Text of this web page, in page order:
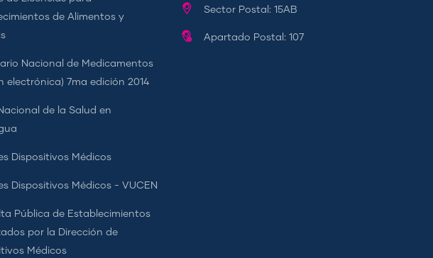
de Alimentos y
Nacional de Medicamentos
electrónica) 7ma edición 2014
de la Salud en
Dispositivos Médicos
Dispositivos Médicos - VUCEN
Pública de Establecimientos
por la Dirección de
Médicos
Sector Postal: 15AB
Apartado Postal: 107